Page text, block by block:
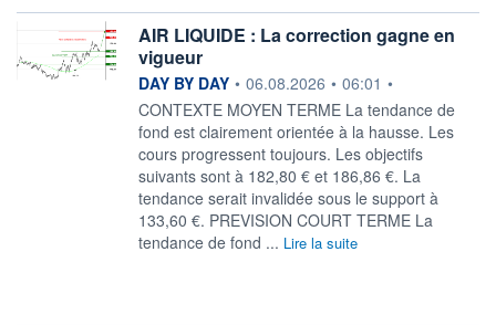
AIR LIQUIDE : La correction gagne en
vigueur
information fournie par
DAY BY DAY • 06.08.2026 • 06:01 •
CONTEXTE MOYEN TERME La tendance de
fond est clairement orientée à la hausse. Les
cours progressent toujours. Les objectifs
suivants sont à 182,80 € et 186,86 €. La
tendance serait invalidée sous le support à
133,60 €. PREVISION COURT TERME La
tendance de fond ... Lire la suite